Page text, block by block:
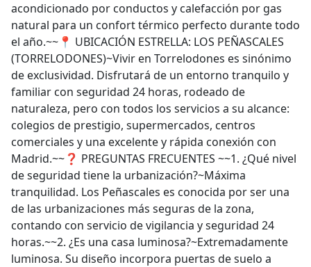
acondicionado por conductos y calefacción por gas
natural para un confort térmico perfecto durante todo
el año.~~📍 UBICACIÓN ESTRELLA: LOS PEÑASCALES
(TORRELODONES)~Vivir en Torrelodones es sinónimo
de exclusividad. Disfrutará de un entorno tranquilo y
familiar con seguridad 24 horas, rodeado de
naturaleza, pero con todos los servicios a su alcance:
colegios de prestigio, supermercados, centros
comerciales y una excelente y rápida conexión con
Madrid.~~❓ PREGUNTAS FRECUENTES ~~1. ¿Qué nivel
de seguridad tiene la urbanización?~Máxima
tranquilidad. Los Peñascales es conocida por ser una
de las urbanizaciones más seguras de la zona,
contando con servicio de vigilancia y seguridad 24
horas.~~2. ¿Es una casa luminosa?~Extremadamente
luminosa. Su diseño incorpora puertas de suelo a